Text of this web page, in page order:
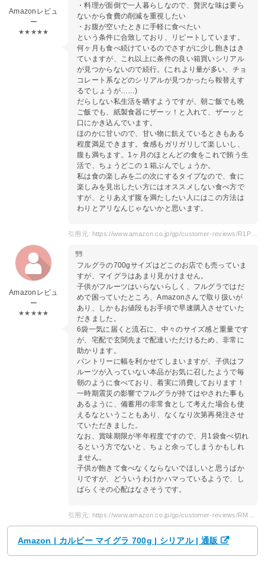
Amazonレビュ
ー
★★★★★
・料理が面倒で一人暮らしなので、贅沢な味は要ら
ないから食費の削減を重視したい
・お腹が空いたときに手軽に食べたい
という条件に合致しており、リピートしています。
何ヶ月も食べ続けているのでさすがに少し飽きはき
ていますが、これ以上に条件の良い箱買いシリアル
が見つからないので続行。(これより量が多い、チョ
コレート系などのシリアルが見つかったら鞍替えす
るでしょうが……)
だらしない私生活を晒すようですが、朝ご飯でも晩
ご飯でも、紙製食器にザーッ！と入れて、ザーッと
口にかき込んでいます。
ほのかに甘いので、甘い物に飢えているときもある
程度満足できます。食感もガリガリして楽しいし、
腹も満ちます。1ヶ月のほとんどの食をこれで賄う生
活で、ちょうどこの１箱ぶんでしょうか。
私は食の楽しみを二の次にするタイプなので、食に
楽しみを見出したい方にはオススメしない食べ方で
すが、とりあえず腹を満たしたい人にはこの方法は
わりとアリなんじゃないかと思います。
引用元: https://www.amazon.co.jp/gp/customer-reviews/R1PH7Z1BRT9E1I/ref=cm_cr_dp_d_rvw_ttl?ie=UTF8&ASIN=B07F1RNWJC
Amazonレビュ
ー
★★★★★
フルグラの700gサイズはどこのお店でも売っていま
すが、マイグラはあまり見かけません。
子供がフルーツはいらないらしく、フルグラではだ
めで困っていたところ、Amazonさんで取り扱いが
あり、しかもお値段もお手頃で早速購入させていた
だきました。
6袋一気に届くと流石に、中々のサイズ感と重量です
が、宅配で玄関先まで配達いただけるため、非常に
助かります。
パントリーに幅を利かせてしまいますが、子供はフ
ルーツが入っていない本品がお気に召したようで毎
朝のように食べており、着実に消費しております！
一時期震災の影響でフルグラが持てはやされた事も
あるように、備蓄用の非常食として考えた場合も使
えるなということもあり、なくなり次第再発注させ
ていただきました。
なお、賞味期限が半年程度ですので、月1袋食べ切れ
るという方でないと、ちょと余ってしまうかもしれ
ません。
子供が飽きて食べなくならないでほしいと思うばか
りですが、どういうわけかハマっているようで、し
ばらくその心配はなさそうです。
Amazon | カルビー マイグラ 700g | シリアル | 通販